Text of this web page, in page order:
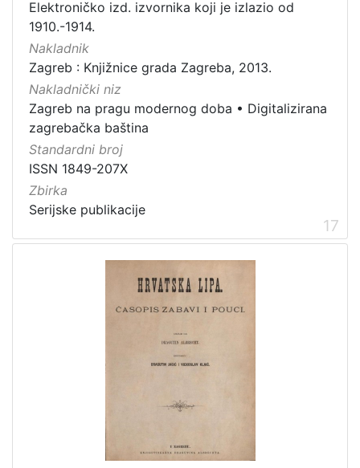
Elektroničko izd. izvornika koji je izlazio od
1910.-1914.
Nakladnik
Zagreb : Knjižnice grada Zagreba, 2013.
Nakladnički niz
Zagreb na pragu modernog doba • Digitalizirana
zagrebačka baština
Standardni broj
ISSN 1849-207X
Zbirka
Serijske publikacije
17